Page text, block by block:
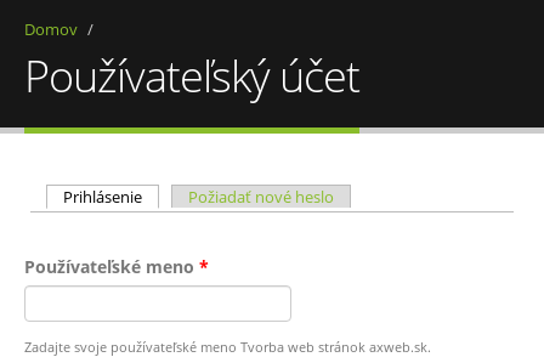
Domov /
Používateľský účet
Primárne karty
Prihlásenie (aktívna karta)
Požiadať nové heslo
Používateľské meno *
Zadajte svoje používateľské meno Tvorba web stránok axweb.sk.